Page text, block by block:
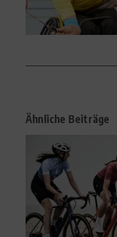
Ähnliche Beiträge